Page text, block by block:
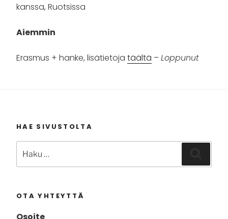
kanssa, Ruotsissa
Aiemmin
Erasmus + hanke, lisätietoja täältä –Loppunut
HAE SIVUSTOLTA
OTA YHTEYTTÄ